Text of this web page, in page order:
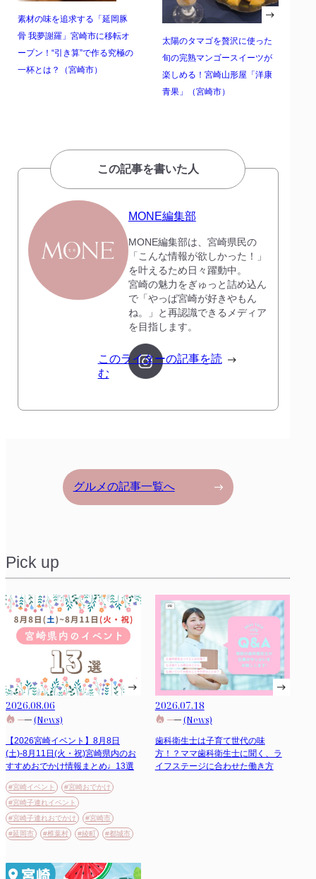
素材の味を追求する「延岡豚
骨 我夢謝羅」宮崎市に移転オ
ープン！“引き算”で作る究極の
一杯とは？（宮崎市）
太陽のタマゴを贅沢に使った
旬の完熟マンゴースイーツが
楽しめる！宮崎山形屋「洋康
青果」（宮崎市）
この記事を書いた人
MONE編集部
MONE編集部は、宮崎県民の
「こんな情報が欲しかった！」
を叶えるため日々躍動中。
宮崎の魅力をぎゅっと詰め込ん
で「やっぱ宮崎が好きやもん
ね。」と再認識できるメディア
を目指します。
このライターの記事を読
む
グルメの記事一覧へ
Pick up
2026.08.06
(News)
【2026宮崎イベント】8月8日
(土)-8月11日(火・祝)宮崎県内のお
すすめおでかけ情報まとめ♩13選
#宮崎イベント
#宮崎おでかけ
#宮崎子連れイベント
#宮崎子連れおでかけ
#宮崎市
#延岡市
#椎葉村 #綾町 #都城市
2026.07.18
(News)
歯科衛生士は子育て世代の味
方！？ママ歯科衛生士に聞く、ラ
イフステージに合わせた働き方